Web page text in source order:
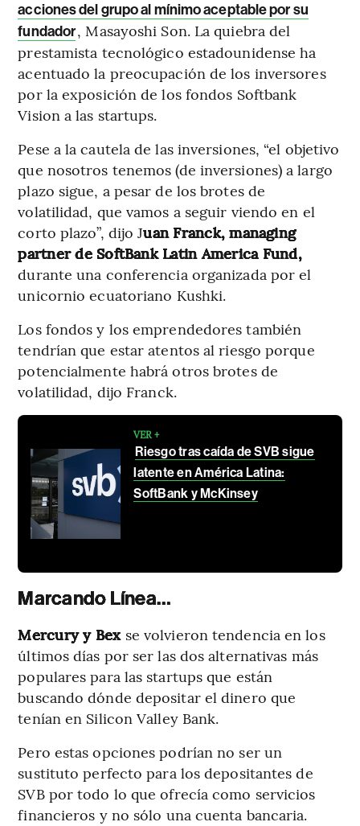
acciones del grupo al mínimo aceptable por su
fundador, Masayoshi Son. La quiebra del
prestamista tecnológico estadounidense ha
acentuado la preocupación de los inversores
por la exposición de los fondos Softbank
Vision a las startups.
Pese a la cautela de las inversiones, “el objetivo
que nosotros tenemos (de inversiones) a largo
plazo sigue, a pesar de los brotes de
volatilidad, que vamos a seguir viendo en el
corto plazo”, dijo Juan Franck, managing
partner de SoftBank Latin America Fund,
durante una conferencia organizada por el
unicornio ecuatoriano Kushki.
Los fondos y los emprendedores también
tendrían que estar atentos al riesgo porque
potencialmente habrá otros brotes de
volatilidad, dijo Franck.
VER +
Riesgo tras caída de SVB sigue
latente en América Latina:
SoftBank y McKinsey
Marcando Línea…
Mercury y Bex se volvieron tendencia en los
últimos días por ser las dos alternativas más
populares para las startups que están
buscando dónde depositar el dinero que
tenían en Silicon Valley Bank.
Pero estas opciones podrían no ser un
sustituto perfecto para los depositantes de
SVB por todo lo que ofrecía como servicios
financieros y no sólo una cuenta bancaria.